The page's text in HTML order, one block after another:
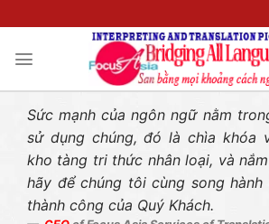
Sức mạnh của ngôn ngữ nằm
sử dụng chúng, đó là chìa khóa
kho tàng tri thức nhân loại, và
hãy để chúng tôi cùng song
thành công của Quý Khách.